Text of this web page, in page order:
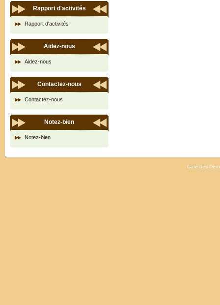
Rapport d'activités
Rapport d'activités
Aidez-nous
Aidez-nous
Contactez-nous
Contactez-nous
Notez-bien
Notez-bien
Café des